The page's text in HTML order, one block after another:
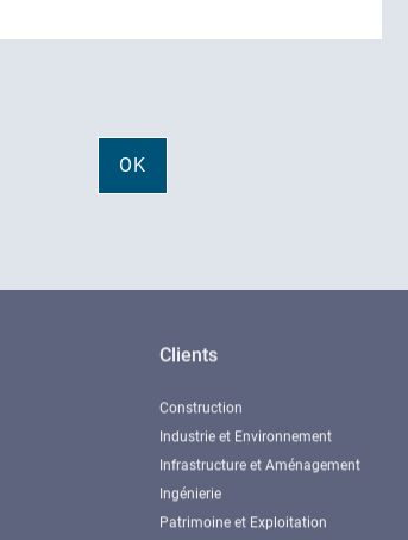
Clients
Construction
Industrie et Environnement
Infrastructure et Aménagement
Ingénierie
Patrimoine et Exploitation